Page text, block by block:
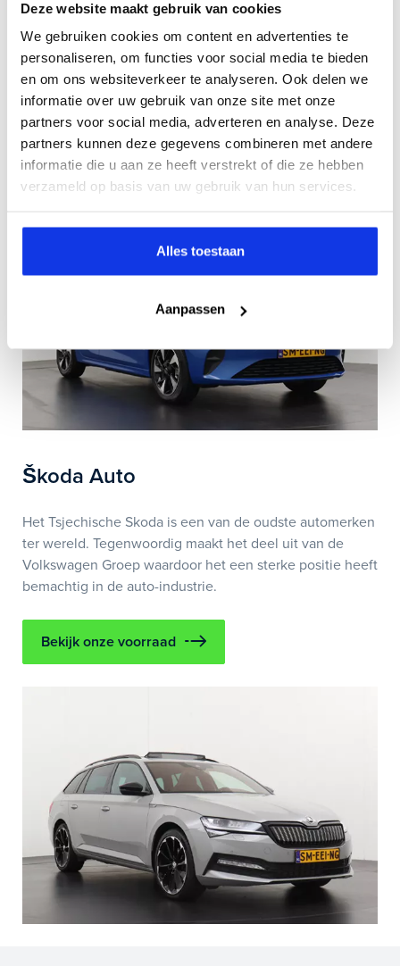
Deze website maakt gebruik van cookies
We gebruiken cookies om content en advertenties te
personaliseren, om functies voor social media te bieden
en om ons websiteverkeer te analyseren. Ook delen we
informatie over uw gebruik van onze site met onze
partners voor social media, adverteren en analyse. Deze
partners kunnen deze gegevens combineren met andere
informatie die u aan ze heeft verstrekt of die ze hebben
verzameld op basis van uw gebruik van hun services.
Alles toestaan
Aanpassen
Een ander populair Duits merk op Nederlandse bodem is
Opel. Al decennia lang zijn deze auto's niet weg te
denken van ons straatbeeld. Van de iconische Kadett tot
aan de Corsa, die hedendaags ook beschikbaar is als
volledig elektrische auto.
Bekijk onze voorraad
Škoda Auto
Het Tsjechische Skoda is een van de oudste automerken
ter wereld. Tegenwoordig maakt het deel uit van de
Volkswagen Groep waardoor het een sterke positie heeft
bemachtig in de auto-industrie.
Bekijk onze voorraad